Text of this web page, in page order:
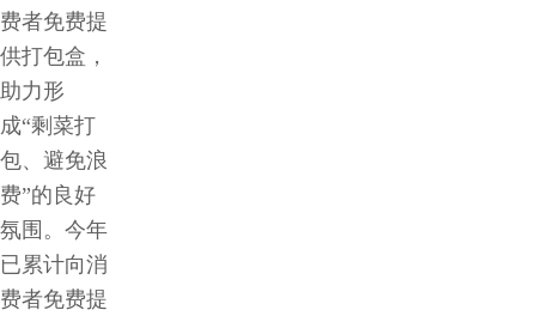
费者免费提
供打包盒，
助力形
成“剩菜打
包、避免浪
费”的良好
氛围。今年
已累计向消
费者免费提